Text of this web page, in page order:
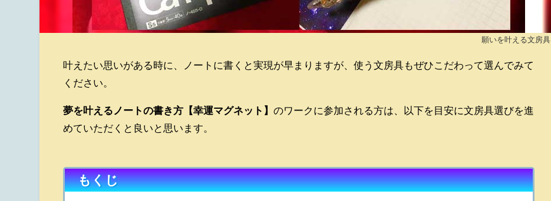
願いを叶える文房具
叶えたい思いがある時に、ノートに書くと実現が早まりますが、使う文房具もぜひこだわって選んでみて
ください。
夢を叶えるノートの書き方【幸運マグネット】のワークに参加される方は、以下を目安に文房具選びを進
めていただくと良いと思います。
もくじ